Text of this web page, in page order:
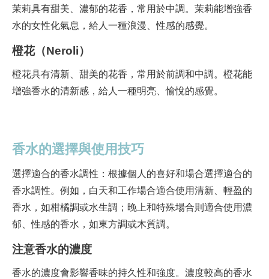
茉莉具有甜美、濃郁的花香，常用於中調。茉莉能增強香
水的女性化氣息，給人一種浪漫、性感的感覺。
橙花（Neroli）
橙花具有清新、甜美的花香，常用於前調和中調。橙花能
增強香水的清新感，給人一種明亮、愉悅的感覺。
香水的選擇與使用技巧
選擇適合的香水調性：根據個人的喜好和場合選擇適合的
香水調性。例如，白天和工作場合適合使用清新、輕盈的
香水，如柑橘調或水生調；晚上和特殊場合則適合使用濃
郁、性感的香水，如東方調或木質調。
注意香水的濃度
香水的濃度會影響香味的持久性和強度。濃度較高的香水